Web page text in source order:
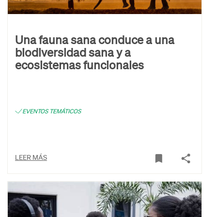
Una fauna sana conduce a una
biodiversidad sana y a
ecosistemas funcionales
EVENTOS TEMÁTICOS
LEER MÁS